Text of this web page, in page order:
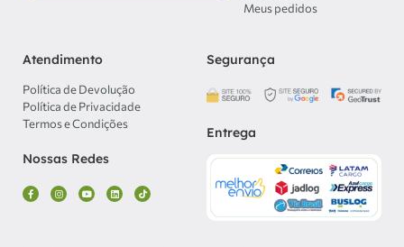
Meus pedidos
Atendimento
Política de Devolução
Política de Privacidade
Termos e Condições
Nossas Redes
F
a
c
I
n
s
Y
o
u
L
i
n
T
i
k
Segurança
Entrega